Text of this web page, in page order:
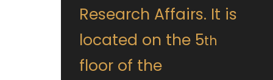
Research Affairs. It is
located on the 5th
floor of the